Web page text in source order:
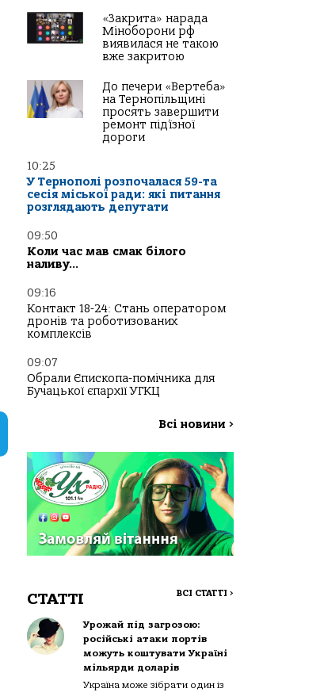
«Закрита» нарада
Міноборони рф
виявилася не такою
вже закритою
До печери «Вертеба»
на Тернопільщині
просять завершити
ремонт під’їзної
дороги
10:25
У Тернополі розпочалася 59-та
сесія міської ради: які питання
розглядають депутати
09:50
Коли час мав смак білого
наливу…
09:16
Контакт 18-24: Стань оператором
дронів та роботизованих
комплексів
09:07
Обрали Єпископа-помічника для
Бучацької єпархії УГКЦ
Всі новини >
СТАТТІ ВСІ СТАТТІ >
Урожай під загрозою:
російські атаки портів
можуть коштувати Україні
мільярди доларів
Україна може зібрати один із